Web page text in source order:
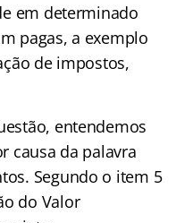
em determinado
pagas, a exemplo
de impostos,
entendemos
causa da palavra
Segundo o item 5
do Valor